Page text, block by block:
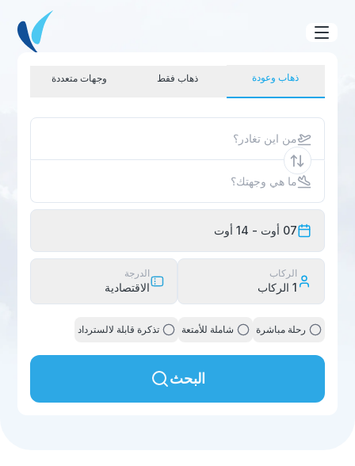
ذهاب وعودة ذهاب فقط وجهات متعددة
من اين تغادر؟
ما هي وجهتك؟
07 أوت - 14 أوت
الركاب
1 الركاب
الدرجة
الاقتصادية
رحلة مباشرة شاملة للأمتعة تذكرة قابلة لالسترداد
البحث